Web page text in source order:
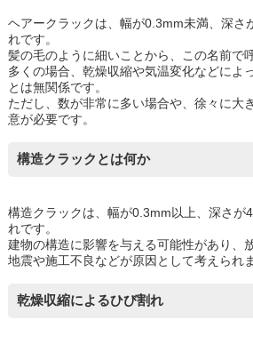
ヘアークラックは、幅が0.3mm未満、深さ
れです。
髪の毛のように細いことから、この名前で
多くの場合、乾燥収縮や気温変化などによ
とは無関係です。
ただし、数が非常に多い場合や、徐々に大
意が必要です。
構造クラックとは何か
構造クラックは、幅が0.3mm以上、深さが
れです。
建物の構造に影響を与える可能性があり、
地震や施工不良などが原因として考えられま
乾燥収縮によるひび割れ